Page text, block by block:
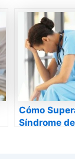
Cómo
Síndrome